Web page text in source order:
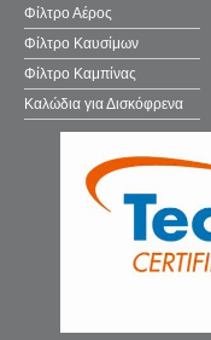
MERCEDES-BENZ:
MERCEDES-BENZ:
METELLI: 2213651
METELLI: 2213650
MINTEX: 26595
MINTEX: 26594
MINTEX: MDB3553
MJ Allen
NISSAN:
NISSHINBO: NP2118
Φίλτρο Αέρος
Φίλτρο Καυσίμων
Φίλτρο Καμπίνας
Καλώδια για Δισκόφρενα